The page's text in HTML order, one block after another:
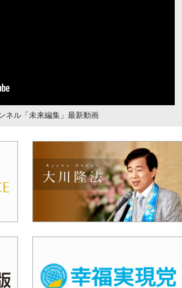
ネル「未来編集」最新動画